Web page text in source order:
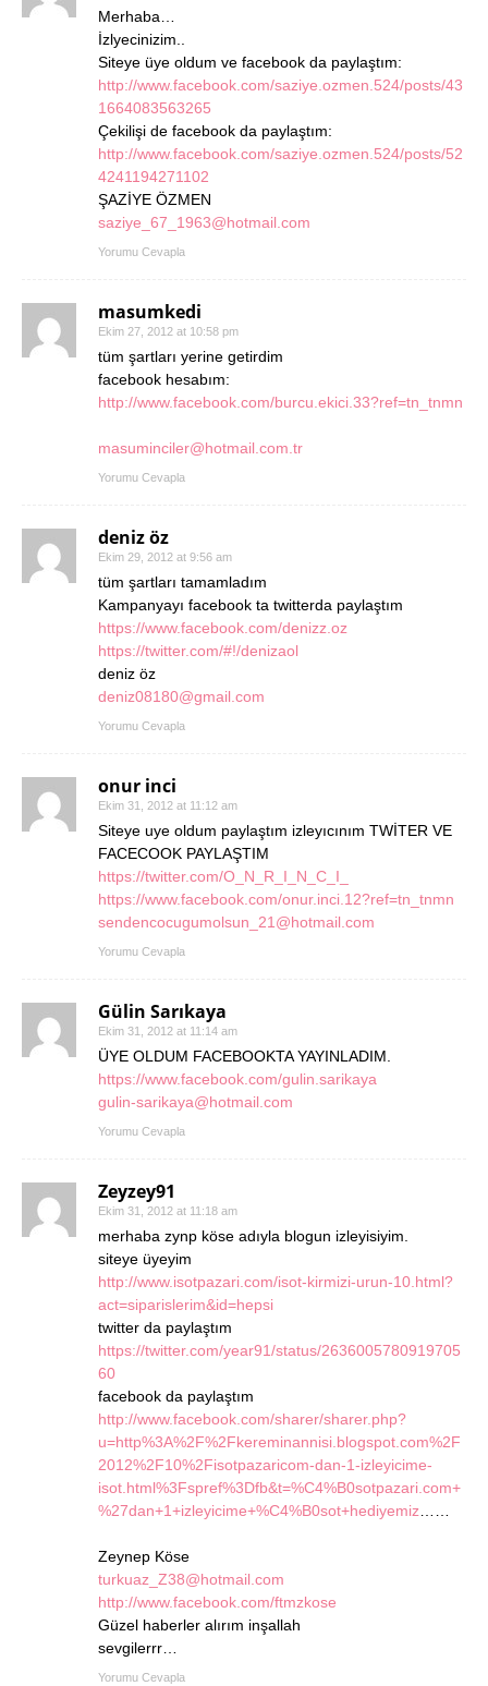
Merhaba…
İzlyecinizim..
Siteye üye oldum ve facebook da paylaştım:
http://www.facebook.com/saziye.ozmen.524/posts/43
1664083563265
Çekilişi de facebook da paylaştım:
http://www.facebook.com/saziye.ozmen.524/posts/52
4241194271102
ŞAZİYE ÖZMEN
saziye_67_1963@hotmail.com
Yorumu Cevapla
masumkedi
Ekim 27, 2012 at 10:58 pm
tüm şartları yerine getirdim
facebook hesabım:
http://www.facebook.com/burcu.ekici.33?ref=tn_tnmn
masuminciler@hotmail.com.tr
Yorumu Cevapla
deniz öz
Ekim 29, 2012 at 9:56 am
tüm şartları tamamladım
Kampanyayı facebook ta twitterda paylaştım
https://www.facebook.com/denizz.oz
https://twitter.com/#!/denizaol
deniz öz
deniz08180@gmail.com
Yorumu Cevapla
onur inci
Ekim 31, 2012 at 11:12 am
Siteye uye oldum paylaştım izleyıcınım TWİTER VE
FACECOOK PAYLAŞTIM
https://twitter.com/O_N_R_I_N_C_I_
https://www.facebook.com/onur.inci.12?ref=tn_tnmn
sendencocugumolsun_21@hotmail.com
Yorumu Cevapla
Gülin Sarıkaya
Ekim 31, 2012 at 11:14 am
ÜYE OLDUM FACEBOOKTA YAYINLADIM.
https://www.facebook.com/gulin.sarikaya
gulin-sarikaya@hotmail.com
Yorumu Cevapla
Zeyzey91
Ekim 31, 2012 at 11:18 am
merhaba zynp köse adıyla blogun izleyisiyim.
siteye üyeyim
http://www.isotpazari.com/isot-kirmizi-urun-10.html?
act=siparislerim&id=hepsi
twitter da paylaştım
https://twitter.com/year91/status/2636005780919705
60
facebook da paylaştım
http://www.facebook.com/sharer/sharer.php?
u=http%3A%2F%2Fkereminannisi.blogspot.com%2F
2012%2F10%2Fisotpazaricom-dan-1-izleyicime-
isot.html%3Fspref%3Dfb&t=%C4%B0sotpazari.com+
%27dan+1+izleyicime+%C4%B0sot+hediyemiz……
Zeynep Köse
turkuaz_Z38@hotmail.com
http://www.facebook.com/ftmzkose
Güzel haberler alırım inşallah
sevgilerrr…
Yorumu Cevapla